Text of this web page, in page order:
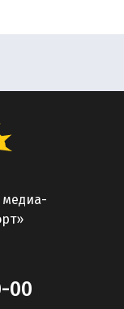
медиа-
00